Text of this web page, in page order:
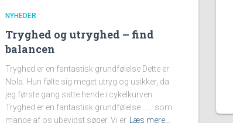
NYHEDER
Tryghed og utryghed – find
balancen
Tryghed er en fantastisk grundfølelse Dette er
Nola. Hun følte sig meget utryg og usikker, da
jeg første gang satte hende i cykelkurven.
Tryghed er en fantastisk grundfølelse …….som
mange af os ubevidst søger. Vi er
Læs mere…